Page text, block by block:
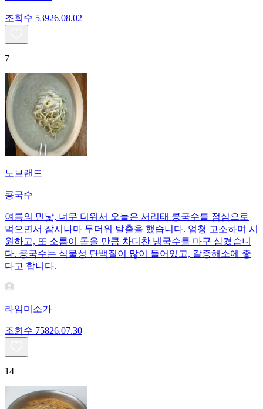
조회수 53926.08.02
7
노브랜드
콩국수
여름의 민낯, 너무 더워서 오늘은 서리태 콩국수를 점심으로
먹으면서 잠시나마 무더위 탈출을 했습니다. 엄청 고소하며 시
원하고, 또 소름이 돋을 만큼 차디찬 냉국수를 마구 삼켰습니
다. 콩국수는 식물성 단백질이 많이 들어있고, 갈증해소에 좋
다고 합니다.
라임미소가
조회수 75826.07.30
14